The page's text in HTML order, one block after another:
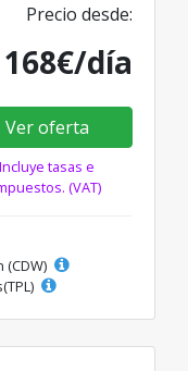
Precio desde:
168€/día
Ver oferta
Incluye tasas e
(VAT)